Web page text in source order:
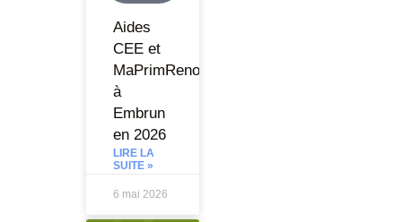
Aides
CEE et
MaPrimRenov
à
Embrun
en 2026
LIRE LA
SUITE »
6 mai 2026